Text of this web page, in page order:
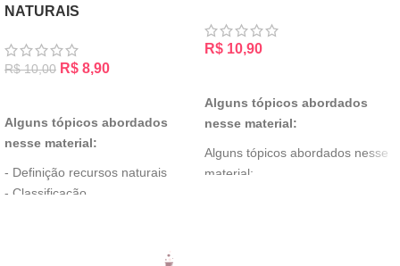
NATURAIS
R$10,00 R$ 8,90
Alguns tópicos abordados
nesse material:
- Definição recursos naturais
- Classificação
R$ 10,90
Alguns tópicos abordados
nesse material:
Alguns tópicos abordados nesse
material: